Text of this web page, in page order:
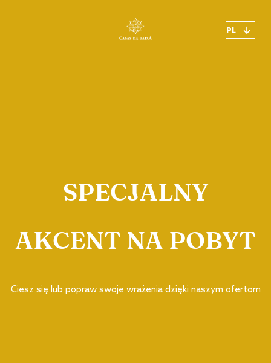
PL
SPECJALNY
AKCENT NA POBYT
Ciesz się lub popraw swoje wrażenia dzięki naszym ofertom